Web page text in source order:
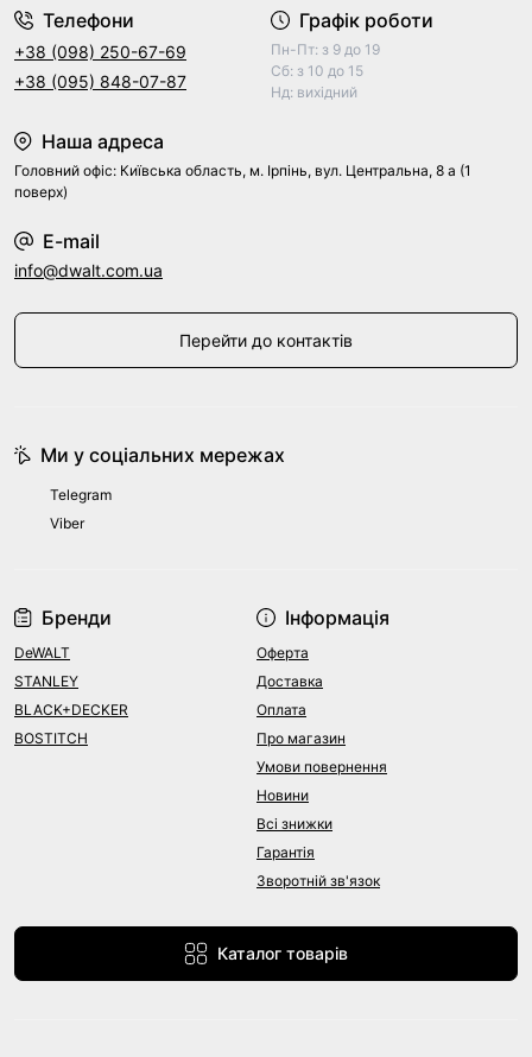
Телефони
+38 (098) 250-67-69
+38 (095) 848-07-87
Графік роботи
Пн-Пт: з 9 до 19
Сб: з 10 до 15
Нд: вихідний
Наша адреса
Головний офіс: Київська область, м. Ірпінь, вул. Центральна, 8 а (1
поверх)
E-mail
info@dwalt.com.ua
Перейти до контактів
Бренди
DeWALT
STANLEY
BLACK+DECKER
BOSTITCH
Інформація
Оферта
Доставка
Оплата
Про магазин
Умови повернення
Новини
Всі знижки
Гарантія
Зворотній зв'язок
Каталог товарів
Ми у соціальних мережах
Telegram
Viber